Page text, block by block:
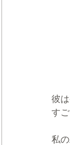
彼
す
私